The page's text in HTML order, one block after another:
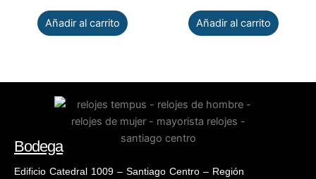
Añadir al carrito Añadir al carrito
Bodega
Edificio Catedral 1009 – Santiago Centro – Región